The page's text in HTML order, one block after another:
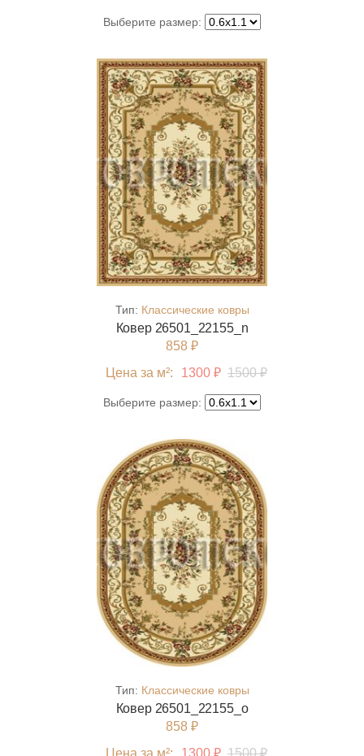
Выберите размер:
Тип: Классические ковры
Ковер 26501_22155_n
858 ₽
Цена за м²:
1300 ₽ 1500 ₽
Выберите размер:
Тип: Классические ковры
Ковер 26501_22155_o
858 ₽
Цена за м²:
1300 ₽ 1500 ₽